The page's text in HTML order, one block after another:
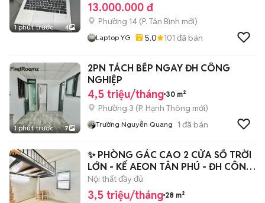
1 phút trước 4
13.000.000 đ
Phường 14 (P. Tân Bình mới)
Laptop YG 5.0 101 đã bán
1 phút trước 7
2PN TÁCH BẾP NGAY ĐH CÔNG
NGHIỆP
4,5 triệu/tháng 30 m²
Phường 3 (P. Hạnh Thông mới)
Trường Nguyễn Quang 1 đã bán
✨ PHÒNG GÁC CAO 2 CỬA SỔ TRỜI
LỚN - KẾ AEON TÂN PHÚ - ĐH CÔNG
THƯƠNG
Nội thất đầy đủ
3,5 triệu/tháng 28 m²